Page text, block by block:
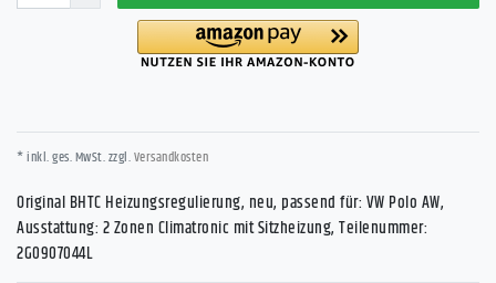
* inkl. ges. MwSt. zzgl.Versandkosten
Original BHTC Heizungsregulierung, neu, passend für: VW Polo AW,
Ausstattung: 2 Zonen Climatronic mit Sitzheizung, Teilenummer:
2G0907044L